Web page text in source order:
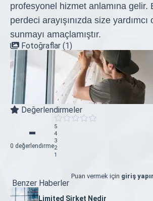
profesyonel hizmet anlamına gelir.
perdeci arayışınızda size
sunmayı amaçlamıştır.
Fotoğraflar (1)
Değerlendirmeler
-
0 değerlendirme
5
4
3
2
1
Puan vermek için giriş
Benzer Haberler
Limited Şirket Nedir